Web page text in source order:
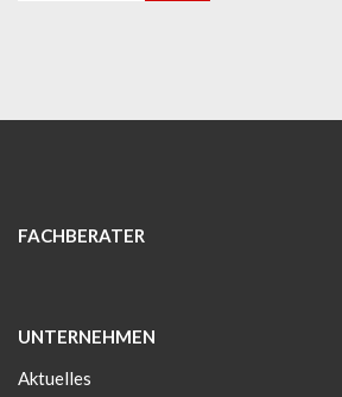
FACHBERATER
UNTERNEHMEN
Aktuelles